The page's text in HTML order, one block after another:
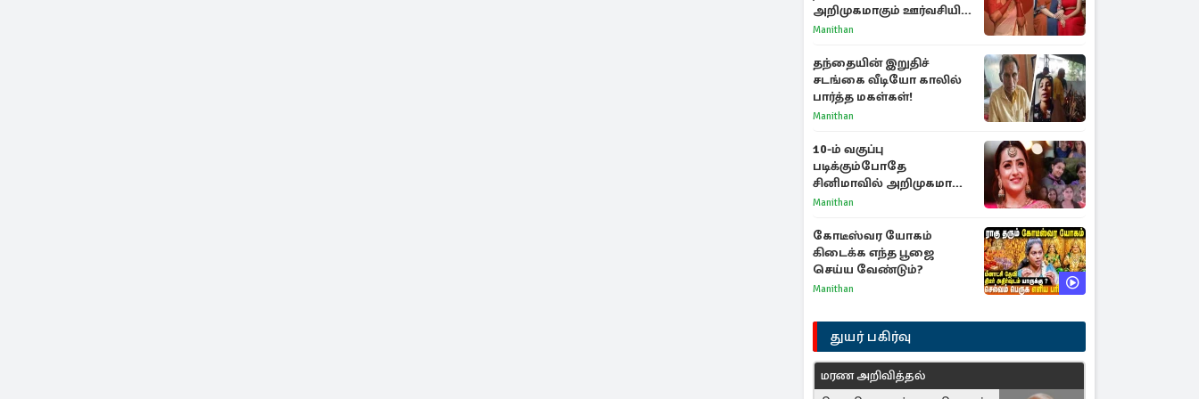
அறிமுகமாகும் ஊர்வசியின்
மகள் தேஜலட்சுமி!
Manithan
தந்தையின் இறுதிச்
சடங்கை வீடியோ காலில்
பார்த்த மகள்கள்!
Manithan
10-ம் வகுப்பு
படிக்கும்போதே
சினிமாவில் அறிமுகமான
த்ரிஷா! உண்மையை
காந்தி
Manithan
கோடீஸ்வர யோகம்
கிடைக்க எந்த பூஜை
செய்ய வேண்டும்?
Manithan
துயர் பகிர்வு
மரண அறிவித்தல்